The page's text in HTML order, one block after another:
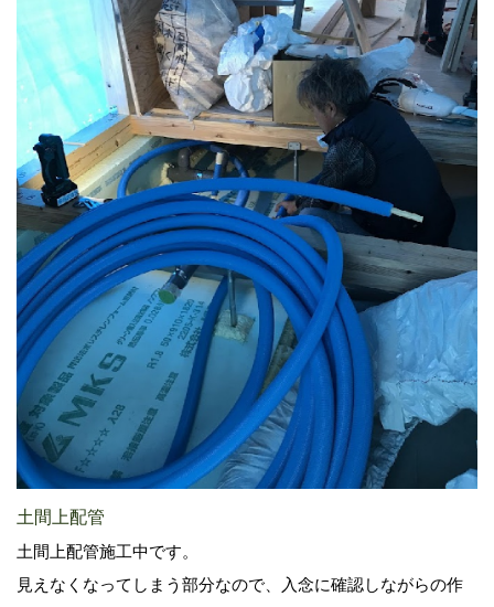
土間上配管
土間上配管施工中です。
見えなくなってしまう部分なので、入念に確認しながらの作